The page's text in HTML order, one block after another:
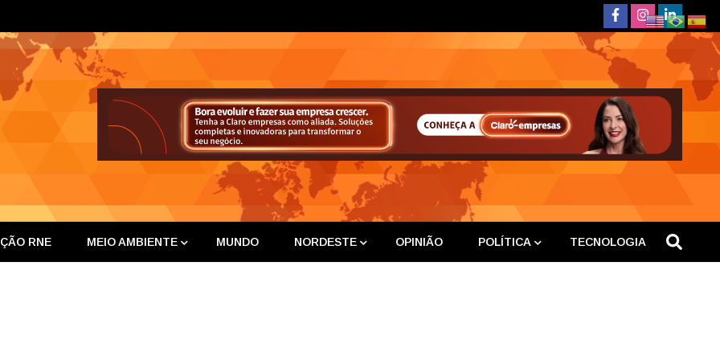
Nordeste
RNE MEIO AMBIENTE MUNDO NORDESTE OPINIÃO POLÍTICA TECNOLOGIA